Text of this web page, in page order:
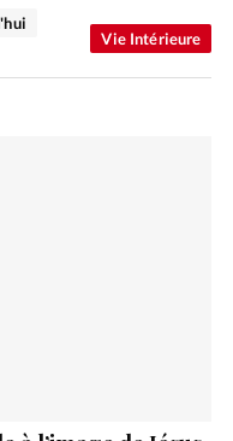
Vie Intérieure